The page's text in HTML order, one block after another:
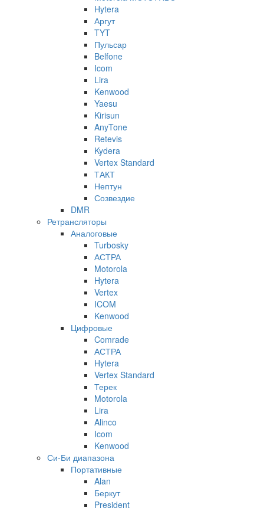
Hytera
Аргут
TYT
Пульсар
Belfone
Icom
Lira
Kenwood
Yaesu
Kirisun
AnyTone
Retevis
Kydera
Vertex Standard
ТАКТ
Нептун
Созвездие
DMR
Ретрансляторы
Аналоговые
Turbosky
АСТРА
Motorola
Hytera
Vertex
ICOM
Kenwood
Цифровые
Comrade
АСТРА
Hytera
Vertex Standard
Терек
Motorola
Lira
Alinco
Icom
Kenwood
Си-Би диапазона
Портативные
Alan
Беркут
President